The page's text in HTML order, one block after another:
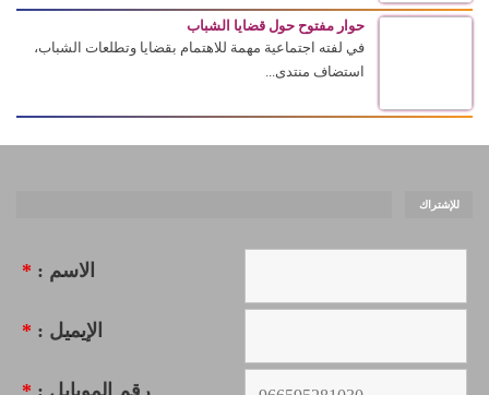
حوار مفتوح حول قضايا الشباب
في لفته اجتماعية مهمة للاهتمام بقضايا وتطلعات الشباب،
استضاف منتدى...
للإشتراك
الاسم : *
الإيميل : *
رقم الموبايل : *